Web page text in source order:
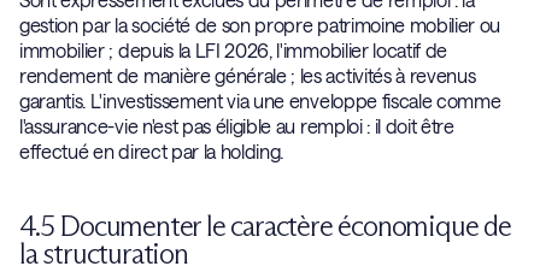
gestion par la société de son propre patrimoine mobilier ou
immobilier ; depuis la LFI 2026, l'immobilier locatif de
rendement de manière générale ; les activités à revenus
garantis. L'investissement via une enveloppe fiscale comme
l'assurance-vie n'est pas éligible au remploi : il doit être
effectué en direct par la holding.
4.5 Documenter le caractère économique de
la structuration